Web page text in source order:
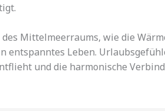
Mittelmeerraums, wie die
entspanntes Leben.
und die harmonische